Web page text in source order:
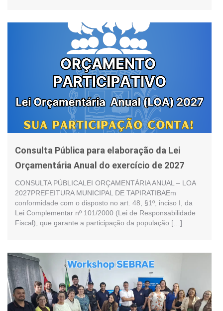
Consulta Pública para elaboração da Lei
Orçamentária Anual do exercício de 2027
CONSULTA PÚBLICALEI ORÇAMENTÁRIA ANUAL – LOA
2027PREFEITURA MUNICIPAL DE TAPIRATIBAEm
conformidade com o disposto no art. 48, §1º, inciso I, da
Lei Complementar nº 101/2000 (Lei de Responsabilidade
Fiscal), que garante a participação da população […]